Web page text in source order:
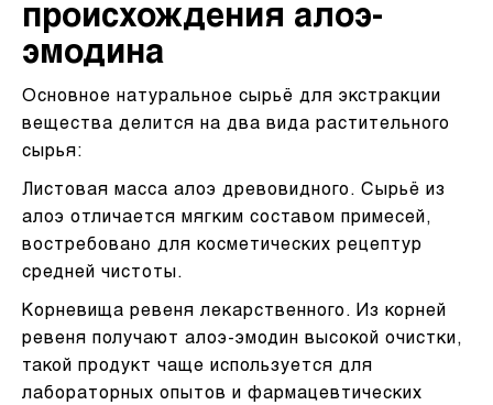
происхождения алоэ-
эмодина
Основное натуральное сырьё для экстракции
вещества делится на два вида растительного
сырья:
Листовая масса алоэ древовидного. Сырьё из
алоэ отличается мягким составом примесей,
востребовано для косметических рецептур
средней чистоты.
Корневища ревеня лекарственного. Из корней
ревеня получают алоэ-эмодин высокой очистки,
такой продукт чаще используется для
лабораторных опытов и фармацевтических